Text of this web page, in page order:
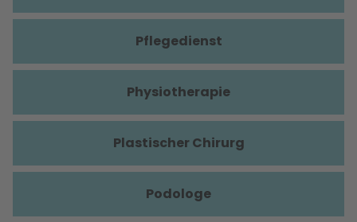
Pflegedienst
Physiotherapie
Plastischer Chirurg
Podologe